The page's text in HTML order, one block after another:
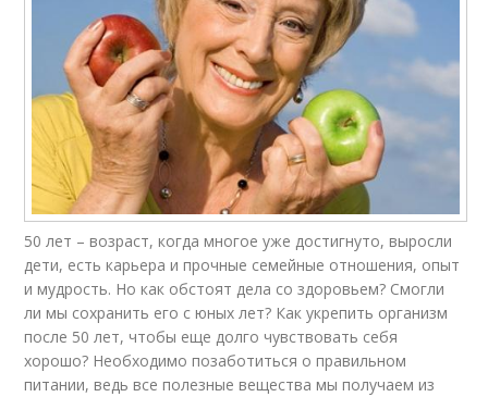
50 лет – возраст, когда многое уже достигнуто, выросли
дети, есть карьера и прочные семейные отношения, опыт
и мудрость. Но как обстоят дела со здоровьем? Смогли
ли мы сохранить его с юных лет? Как укрепить организм
после 50 лет, чтобы еще долго чувствовать себя
хорошо? Необходимо позаботиться о правильном
питании, ведь все полезные вещества мы получаем из